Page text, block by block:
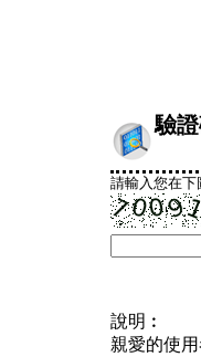
驗
請輸入您在下
說明︰
親愛的使